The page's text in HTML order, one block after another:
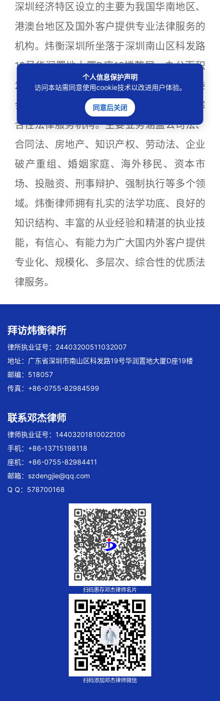
深圳经济特区设立的主要为我国华南地区、
港澳台地区及国外客户提供专业法律服务的
机构。炜衡深圳所坐落于深圳南山区科发路
19号华润置地大厦D座19楼整层，办公面积
2500多平方米，是经深圳市高新园区管委
会最早批准进驻深圳高新园区的一家大型综
合性法律服务机构。主要业务涵盖公司法、
合同法、房地产、知识产权、劳动法、企业
破产重组、婚姻家庭、海外移民、资本市
场、投融资、刑事辩护、强制执行等多个领
域。炜衡律师拥有扎实的法学功底、良好的
知识结构、丰富的从业经验和精湛的执业技
能，有信心、有能力为广大国内外客户提供
专业化、规模化、多层次、综合性的优质法
律服务。
拜访炜衡律所
律所执业证号：24403200511032007
地址：广东省深圳市南山区科发路19号华润置地大厦D座19楼
邮编：518057
传真：+86-0755-82984599
联系邓杰律师
律师执业证号：14403201810022100
手机：+86-13715198118
座机：+86-0755-82984411
邮箱： szdengjie@qq.com
Q Q：578700168
扫码惠存邓杰律师名片
扫码添加邓杰律师微信
个人信息保护声明
访问本站需同意使用cookie技术以改进用户体验。
同意后关闭